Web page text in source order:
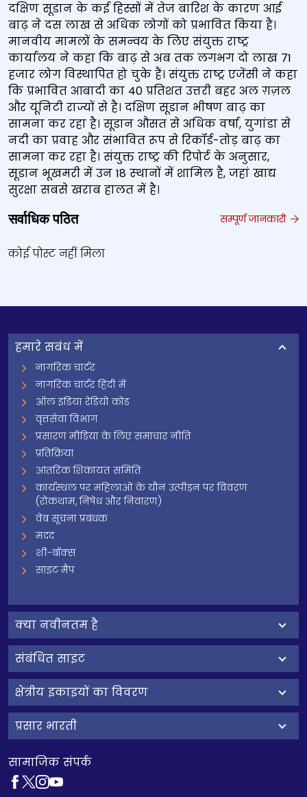
दक्षिण सूडान के कई हिस्सों में तेज बारिश के कारण आई
बाढ़ ने दस लाख से अधिक लोगों को प्रभावित किया है।
मानवीय मामलों के समन्वय के लिए संयुक्त राष्ट्र
कार्यालय ने कहा कि बाढ़ से अब तक लगभग दो लाख 71
हजार लोग विस्थापित हो चुके हैं। संयुक्त राष्ट्र एजेंसी ने कहा
कि प्रभावित आबादी का 40 प्रतिशत उत्तरी बहर अल ग़ज़ल
और यूनिटी राज्यों से है। दक्षिण सूडान भीषण बाढ़ का
सामना कर रहा है। सूडान औसत से अधिक वर्षा, युगांडा से
नदी का प्रवाह और संभावित रूप से रिकॉर्ड-तोड़ बाढ़ का
सामना कर रहा है। संयुक्त राष्ट्र की रिपोर्ट के अनुसार,
सूडान भूखमरी में उन 18 स्‍थानों में शामिल है, जहां खाद्य
सुरक्षा सबसे खराब हालत में है।
सर्वाधिक पठित सम्पूर्ण जानकारी
कोई पोस्ट नहीं मिला
हमारे सबंध में
नागरिक चार्टर
नागरिक चार्टर हिंदी में
ऑल इंडिया रेडियो कोड
वृत्तसेवा विभाग
प्रसारण मीडिया के लिए समाचार नीति
प्रतिक्रिया
आंतरिक शिकायत समिति
कार्यस्थल पर महिलाओं के यौन उत्पीड़न पर विवरण
(रोकथाम, निषेध और निवारण)
वेब सूचना प्रबंधक
मदद
शी-बॉक्स
साइट मैप
क्‍या नवीनतम है
संबंधित साइट
क्षेत्रीय इकाइयों का विवरण
प्रसार भारती
सामाजिक संपर्क